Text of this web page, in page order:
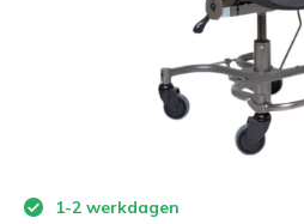
1-2 werkdagen